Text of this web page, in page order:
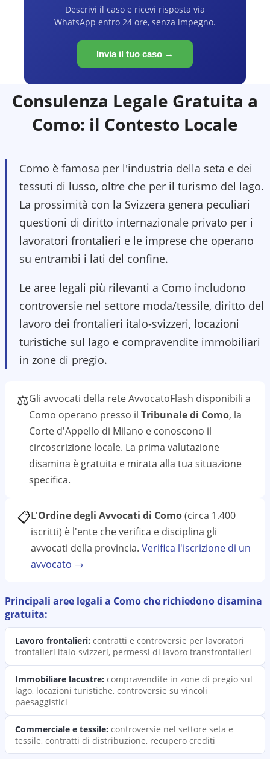
Descrivi il caso e ricevi risposta via
WhatsApp entro 24 ore, senza impegno.
Invia il tuo caso →
Consulenza Legale Gratuita a
Como: il Contesto Locale
Como è famosa per l'industria della seta e dei
tessuti di lusso, oltre che per il turismo del lago.
La prossimità con la Svizzera genera peculiari
questioni di diritto internazionale privato per i
lavoratori frontalieri e le imprese che operano
su entrambi i lati del confine.
Le aree legali più rilevanti a Como includono
controversie nel settore moda/tessile, diritto del
lavoro dei frontalieri italo-svizzeri, locazioni
turistiche sul lago e compravendite immobiliari
in zone di pregio.
⚖️Gli avvocati della rete AvvocatoFlash disponibili a
Como operano presso il Tribunale di Como, la
Corte d'Appello di Milano e conoscono il
circoscrizione locale. La prima valutazione
disamina è gratuita e mirata alla tua situazione
specifica.
📋L'Ordine degli Avvocati di Como(circa 1.400
iscritti) è l'ente che verifica e disciplina gli
avvocati della provincia. Verifica l'iscrizione di un
avvocato →
Principali aree legali a Comoche richiedonodisamina
gratuita:
Lavoro frontalieri: contratti e controversie per lavoratori
frontalieri italo-svizzeri, permessi di lavoro transfrontalieri
Immobiliare lacustre: compravendite in zone di pregio sul
lago, locazioni turistiche, controversie su vincoli
paesaggistici
Commerciale e tessile: controversie nel settore seta e
tessile, contratti di distribuzione, recupero crediti